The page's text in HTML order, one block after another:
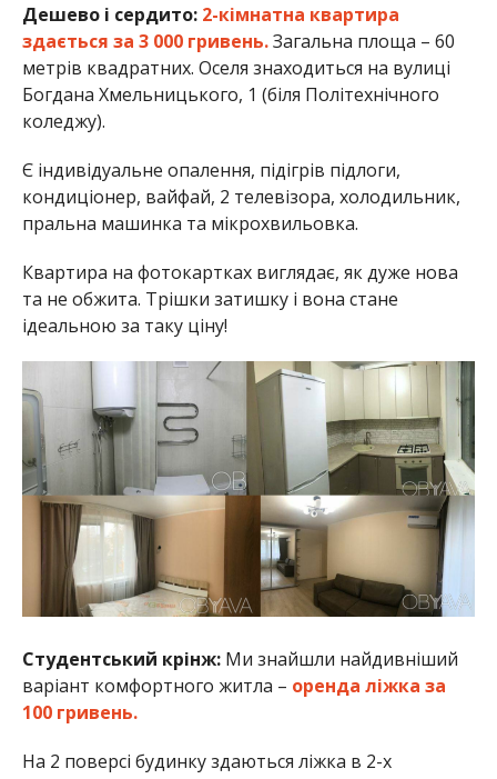
Дешево і сердито:2-кімнатна квартира
здається за 3 000 гривень.Загальна площа – 60
метрів квадратних. Оселя знаходиться на вулиці
Богдана Хмельницького, 1 (біля Політехнічного
коледжу).
Є індивідуальне опалення, підігрів підлоги,
кондиціонер, вайфай, 2 телевізора, холодильник,
пральна машинка та мікрохвильовка.
Квартира на фотокартках виглядає, як дуже нова
та не обжита. Трішки затишку і вона стане
ідеальною за таку ціну!
Студентський крінж:Ми знайшли найдивніший
варіант комфортного житла – оренда ліжка за
100 гривень.
На 2 поверсі будинку здаються ліжка в 2-х